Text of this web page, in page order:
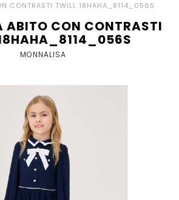
CONTRASTI TWILL 18HAHA_8114_056S
ABITO CON CONTRASTI
MONNALISA